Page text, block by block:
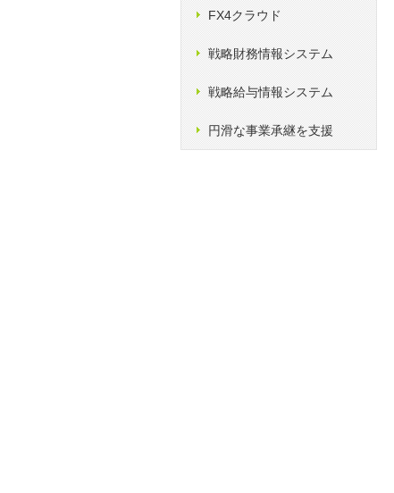
FX4クラウド
戦略財務情報システム
戦略給与情報システム
円滑な事業承継を支援